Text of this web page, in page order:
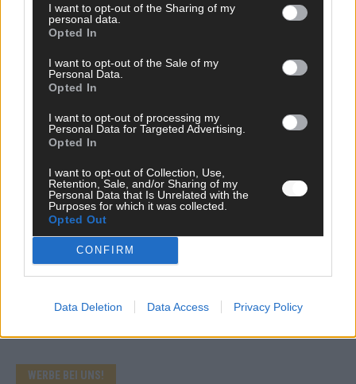
I want to opt-out of the Sharing of my
personal data.
Opted In
I want to opt-out of the Sale of my
Personal Data.
Opted In
I want to opt-out of processing my
Personal Data for Targeted Advertising.
Opted In
I want to opt-out of Collection, Use,
Retention, Sale, and/or Sharing of my
Personal Data that Is Unrelated with the
Purposes for which it was collected.
Opted Out
CONFIRM
Data Deletion Data Access Privacy Policy
ESC-Halbfinale 2: Das sagen die Wettquoten – vier sicher,
Mai 2026
KOMMENTAR
Wer zahlt, steht im Finale – ist das beim ESC wirklich fair?
Eurovision Song Contest 2026: Das erste Halbfinale – der
WERBE BEI UNS!